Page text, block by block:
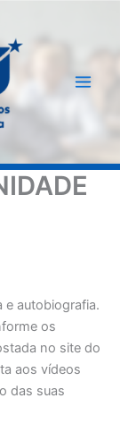
e autobiografia.
os
no site do
aos vídeos
das suas